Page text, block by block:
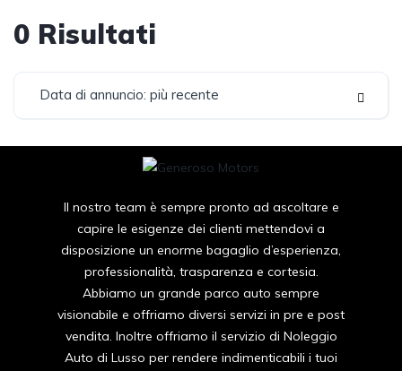
0 Risultati
Data di annuncio: più recente
Il nostro team è sempre pronto ad ascoltare e
capire le esigenze dei clienti mettendovi a
disposizione un enorme bagaglio d’esperienza,
professionalità, trasparenza e cortesia.
Abbiamo un grande parco auto sempre
visionabile e offriamo diversi servizi in pre e post
vendita. Inoltre offriamo il servizio di Noleggio
Auto di Lusso per rendere indimenticabili i tuoi